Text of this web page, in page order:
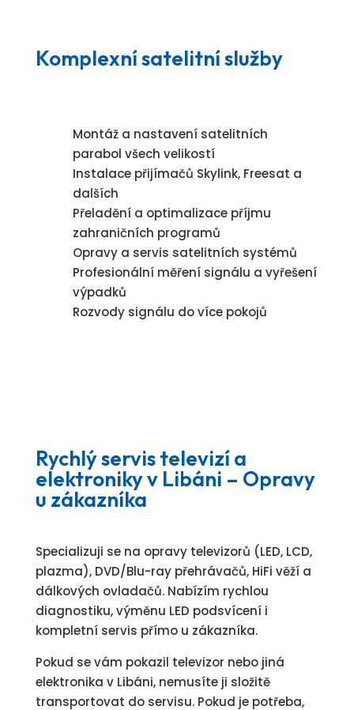
Komplexní satelitní služby
Montáž a nastavení satelitních
parabol všech velikostí
Instalace přijímačů Skylink, Freesat a
dalších
Přeladění a optimalizace příjmu
zahraničních programů
Opravy a servis satelitních systémů
Profesionální měření signálu a vyřešení
výpadků
Rozvody signálu do více pokojů
Rychlý servis televizí a
elektroniky v Libáni – Opravy
u zákazníka
Specializuji se na opravy televizorů (LED, LCD,
plazma), DVD/Blu-ray přehrávačů, HiFi věží a
dálkových ovladačů. Nabízím rychlou
diagnostiku, výměnu LED podsvícení i
kompletní servis přímo u zákazníka.
Pokud se vám pokazil televizor nebo jiná
elektronika v Libáni, nemusíte ji složitě
transportovat do servisu. Pokud je potřeba,